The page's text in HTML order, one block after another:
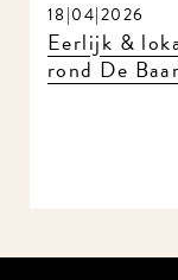
18|04|2026
Eerlijk &
rond De